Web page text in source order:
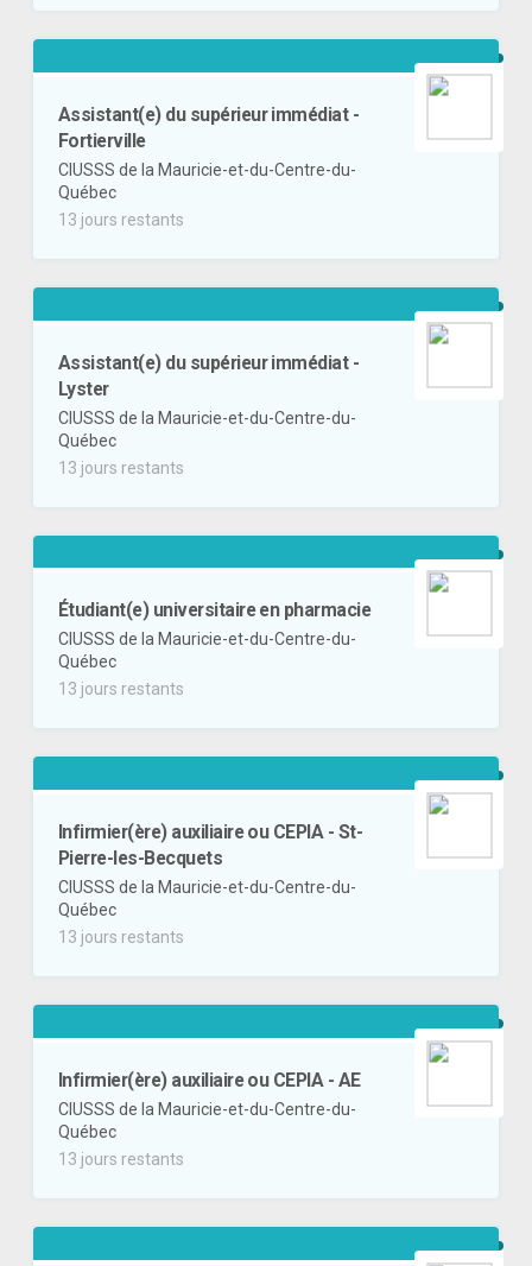
Assistant(e) du supérieur immédiat -
Fortierville
CIUSSS de la Mauricie-et-du-Centre-du-
Québec
13 jours restants
Assistant(e) du supérieur immédiat -
Lyster
CIUSSS de la Mauricie-et-du-Centre-du-
Québec
13 jours restants
Étudiant(e) universitaire en pharmacie
CIUSSS de la Mauricie-et-du-Centre-du-
Québec
13 jours restants
Infirmier(ère) auxiliaire ou CEPIA - St-
Pierre-les-Becquets
CIUSSS de la Mauricie-et-du-Centre-du-
Québec
13 jours restants
Infirmier(ère) auxiliaire ou CEPIA - AE
CIUSSS de la Mauricie-et-du-Centre-du-
Québec
13 jours restants